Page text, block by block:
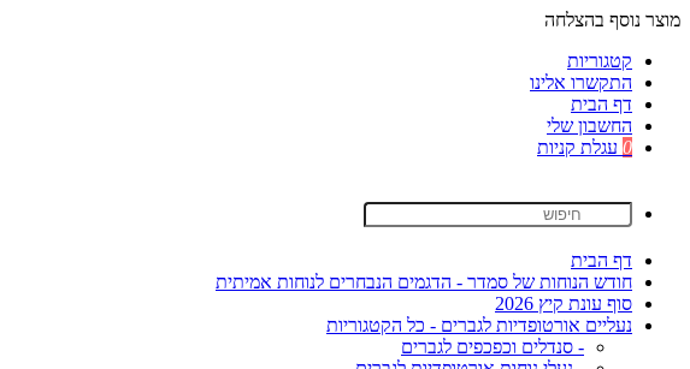
מוצר נוסף בהצלחה
קטגוריות
התקשרו אלינו
דף הבית
החשבון שלי
0 עגלת קניות
דף הבית
חודש הנוחות של סמדר - הדגמים הנבחרים לנוחות אמיתית
סוף עונת קיץ 2026
נעליים אורטופדיות לגברים - כל הקטגוריות
- סנדלים וכפכפים לגברים